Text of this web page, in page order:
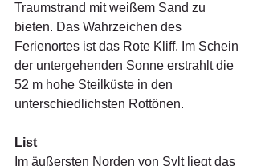
Traumstrand mit weißem Sand zu
bieten. Das Wahrzeichen des
Ferienortes ist das Rote Kliff. Im Schein
der untergehenden Sonne erstrahlt die
52 m hohe Steilküste in den
unterschiedlichsten Rottönen.
List
Im äußersten Norden von Sylt liegt das